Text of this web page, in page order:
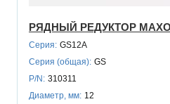
РЯДНЫЙ РЕДУКТОР
Серия: GS12A
Серия (общая): GS
P/N: 310311
Диаметр, мм: 12